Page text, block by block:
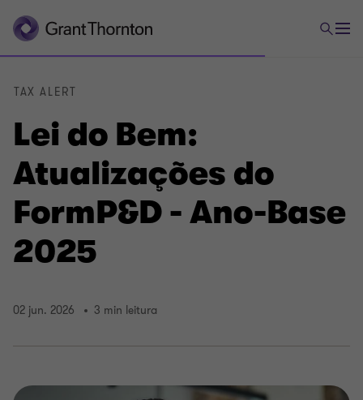
Lei do Bem:
Atualizações do
FormP&D - Ano-Base
2025
TAX ALERT
02 jun. 2026 3 min leitura